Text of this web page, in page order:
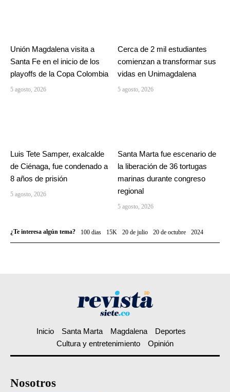
Unión Magdalena visita a
Santa Fe en el inicio de los
playoffs de la Copa Colombia
5 agosto, 2026
Cerca de 2 mil estudiantes
comienzan a transformar sus
vidas en Unimagdalena
5 agosto, 2026
Luis Tete Samper, exalcalde
de Ciénaga, fue condenado a
8 años de prisión
5 agosto, 2026
Santa Marta fue escenario de
la liberación de 36 tortugas
marinas durante congreso
regional
5 agosto, 2026
¿Te interesa algún tema? 100 dias 15K 20 de julio 20 de octubre 2024
Inicio Santa Marta Magdalena
Deportes
Cultura y entretenimiento
Opinión
Nosotros